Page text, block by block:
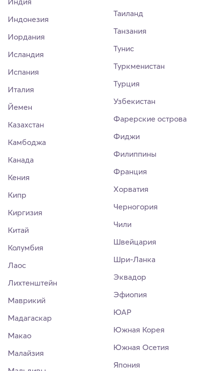
Индонезия
Иордания
Исландия
Испания
Италия
Йемен
Казахстан
Камбоджа
Канада
Кения
Кипр
Киргизия
Китай
Колумбия
Лаос
Лихтенштейн
Маврикий
Мадагаскар
Макао
Малайзия
Таиланд
Танзания
Тунис
Туркменистан
Турция
Узбекистан
Фарерские острова
Фиджи
Филиппины
Франция
Хорватия
Черногория
Чили
Швейцария
Шри-Ланка
Эквадор
Эфиопия
ЮАР
Южная Корея
Южная Осетия
Япония